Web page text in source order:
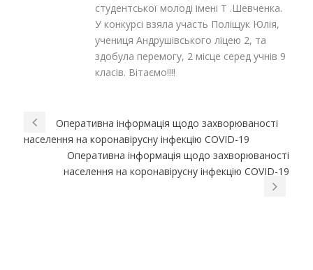
студентської молоді імені Т .Шевченка.
У конкурсі взяла участь Поліщук Юлія,
учениця Андрушівського ліцею 2, та
здобула перемогу, 2 місце серед учнів 9
класів. Вітаємо!!!!
Оперативна інформація щодо захворюваності
населення на коронавірусну інфекцію COVID-19
Оперативна інформація щодо захворюваності
населення на коронавірусну інфекцію COVID-19